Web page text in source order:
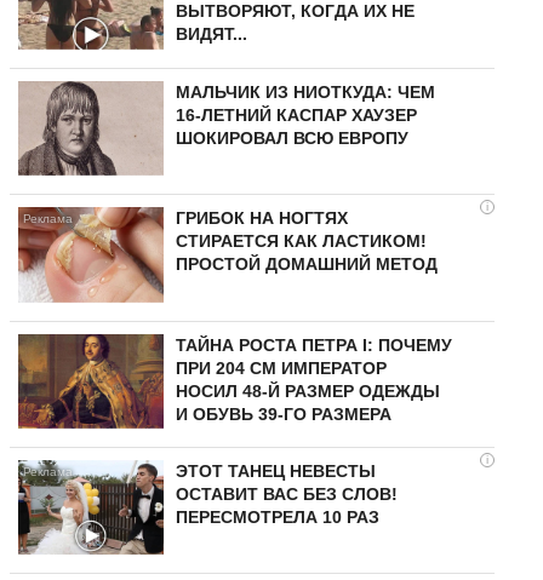
ВЫТВОРЯЮТ, КОГДА ИХ НЕ
ВИДЯТ...
МАЛЬЧИК ИЗ НИОТКУДА: ЧЕМ
16-ЛЕТНИЙ КАСПАР ХАУЗЕР
ШОКИРОВАЛ ВСЮ ЕВРОПУ
i
ГРИБОК НА НОГТЯХ
СТИРАЕТСЯ КАК ЛАСТИКОМ!
ПРОСТОЙ ДОМАШНИЙ МЕТОД
ТАЙНА РОСТА ПЕТРА I: ПОЧЕМУ
ПРИ 204 СМ ИМПЕРАТОР
НОСИЛ 48-Й РАЗМЕР ОДЕЖДЫ
И ОБУВЬ 39-ГО РАЗМЕРА
i
ЭТОТ ТАНЕЦ НЕВЕСТЫ
ОСТАВИТ ВАС БЕЗ СЛОВ!
ПЕРЕСМОТРЕЛА 10 РАЗ